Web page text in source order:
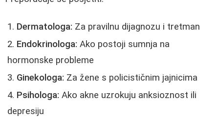
Dermatologa: Za pravilnu dijagnozu i tretman
Endokrinologa: Ako postoji sumnja na
hormonske probleme
Ginekologa: Za žene s policističnim jajnicima
Psihologa: Ako akne uzrokuju anksioznost ili
depresiju